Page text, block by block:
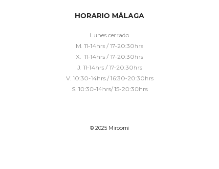
HORARIO MÁLAGA
Lunes cerrado
M. 11-14hrs / 17-20:30hrs
X. 11-14hrs / 17-20:30hrs
J. 11-14hrs / 17-20:30hrs
V. 10:30-14hrs / 16:30-20:30hrs
S. 10:30-14hrs/ 15-20:30hrs
© 2025 Miroomi